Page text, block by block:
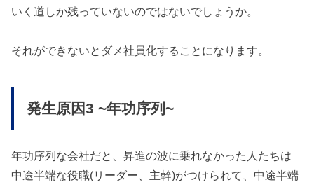
いく道しか残っていないのではないでしょうか。
それができないとダメ社員化することになります。
発生原因3 ~年功序列~
年功序列な会社だと、昇進の波に乗れなかった人たちは
中途半端な役職(リーダー、主幹)がつけられて、中途半端